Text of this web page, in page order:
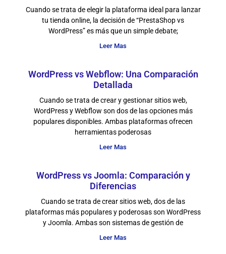
Cuando se trata de elegir la plataforma ideal para lanzar
tu tienda online, la decisión de “PrestaShop vs
WordPress” es más que un simple debate;
Leer Mas
WordPress vs Webflow: Una Comparación
Detallada
Cuando se trata de crear y gestionar sitios web,
WordPress y Webflow son dos de las opciones más
populares disponibles. Ambas plataformas ofrecen
herramientas poderosas
Leer Mas
WordPress vs Joomla: Comparación y
Diferencias
Cuando se trata de crear sitios web, dos de las
plataformas más populares y poderosas son WordPress
y Joomla. Ambas son sistemas de gestión de
Leer Mas